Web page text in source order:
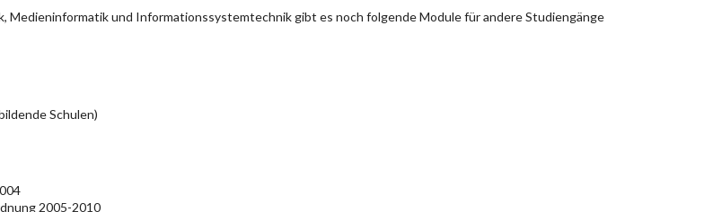
Medieninformatik und Informationssystemtechnik gibt es noch folgende Module für andere Studiengänge
Schulen)
2005-2010